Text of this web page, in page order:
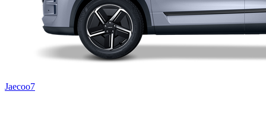
Jaecoo7